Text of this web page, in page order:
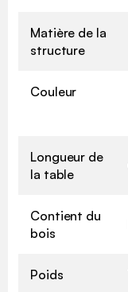
Matière de la
structure
Couleur
Longueur de
la table
Contient du
bois
Poids